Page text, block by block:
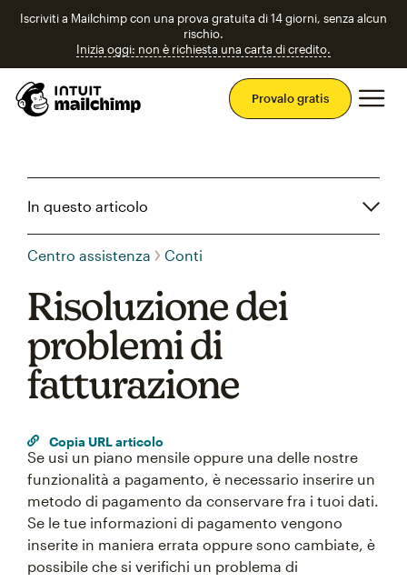
Iscriviti a Mailchimp con una prova gratuita di 14 giorni, senza alcun
rischio.
Inizia oggi: non è richiesta una carta di credito.
Provalo gratis
In questo articolo
Centro assistenza Conti
Risoluzione dei
problemi di
fatturazione
Copia URL articolo
Se usi un piano mensile oppure una delle nostre
funzionalità a pagamento, è necessario inserire un
metodo di pagamento da conservare fra i tuoi dati.
Se le tue informazioni di pagamento vengono
inserite in maniera errata oppure sono cambiate, è
possibile che si verifichi un problema di